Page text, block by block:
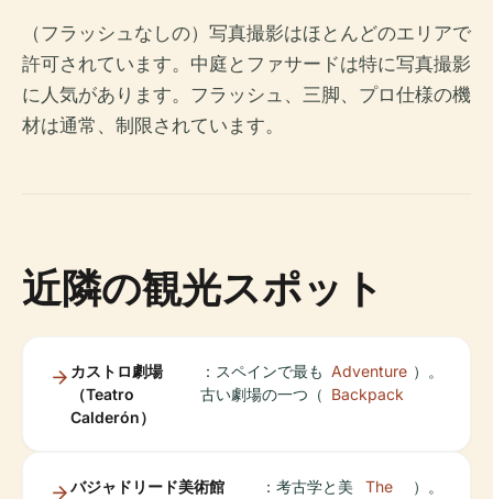
（フラッシュなしの）写真撮影はほとんどのエリアで
許可されています。中庭とファサードは特に写真撮影
に人気があります。フラッシュ、三脚、プロ仕様の機
材は通常、制限されています。
近隣の観光スポット
カストロ劇場
（Teatro
Calderón）
：スペインで最も
古い劇場の一つ（
Adventure
Backpack
）。
バジャドリード美術館
：考古学と美
The
）。